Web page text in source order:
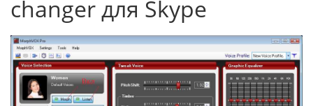
changer для Skype